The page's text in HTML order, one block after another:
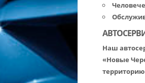
Наш
«Новые